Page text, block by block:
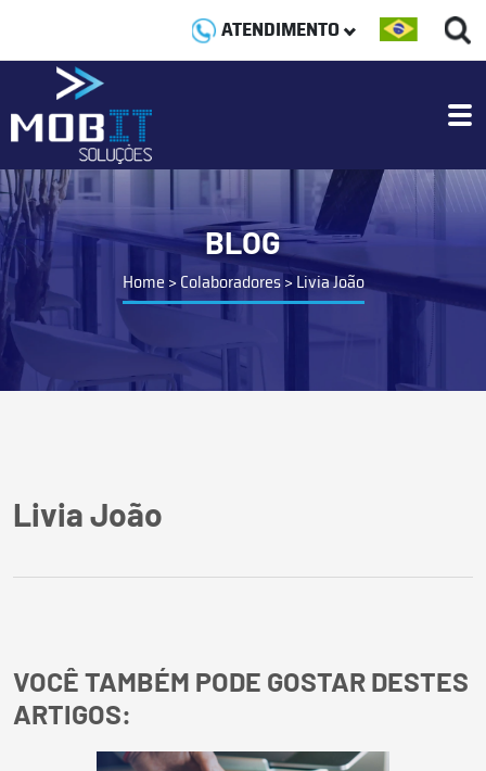
ATENDIMENTO
BLOG
Home >Colaboradores> Livia João
Livia João
VOCÊ TAMBÉM PODE GOSTAR DESTES
ARTIGOS: